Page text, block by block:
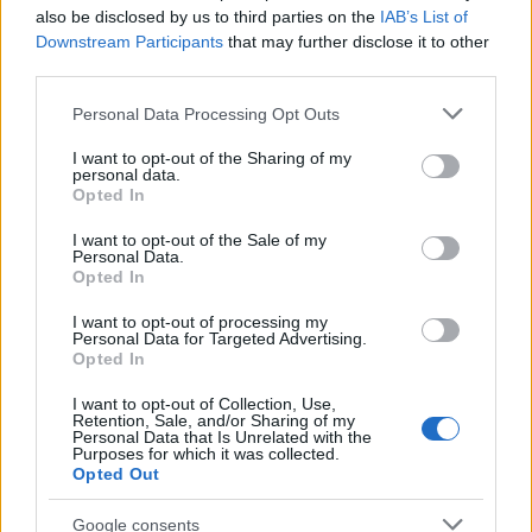
also be disclosed by us to third parties on the IAB’s List of
Downstream Participants that may further disclose it to other
Please note that this website/app uses one or more Google
not limited to your visit or usage behaviour. You may click to
grant or deny consent to Google and its third-party tags to
use your data for below specified purposes in below Google
consent section.
Personal Data Processing Opt Outs
I want to opt-out of the Sharing of my
personal data.
Opted In
I want to opt-out of the Sale of my
Personal Data.
Opted In
I want to opt-out of processing my
Personal Data for Targeted Advertising.
Opted In
I want to opt-out of Collection, Use,
Retention, Sale, and/or Sharing of my
Personal Data that Is Unrelated with the
Purposes for which it was collected.
Opted Out
Google consents
Στο απόγειο της καριέρας τους, οι δυο τους ήρθαν
αντιμέτωποι στην ισπανική La Liga, με τη Ρεάλ και
την Μπαρτσελόνα αντίστοιχα. Και η αντιπαλότητά
Φίλοι, βέβαια, δεν είναι, όπως έχει πει και ο Μέσι,
τονίζοντας ωστόσο ότι τρέφει μεγάλο σεβασμό και
θαυμασμό για τον Ρονάλντο.
«Τρέφω μεγάλο σεβασμό και θαυμασμό για τον
Κριστιάνο Ρονάλντο και για την καριέρα που είχε